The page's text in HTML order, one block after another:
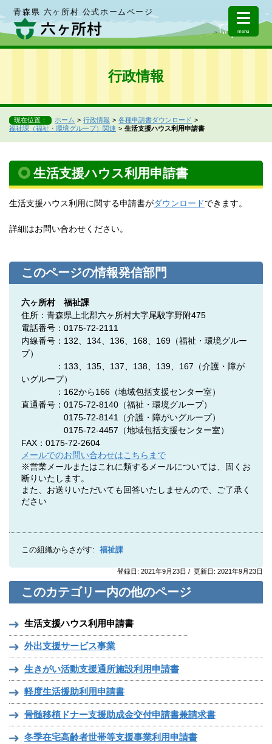
青森県 六ヶ所村 公式ホームページ
menu
行政情報
現在位置： ホーム 行政情報
各種申請書ダウンロード
福祉課（福祉・環境グループ）関連
生活支援ハウス利用申請書
生活支援ハウス利用申請書
生活支援ハウス利用に関する申請書がダウンロードできます。
詳細はお問い合わせください。
このページの情報発信部門
六ヶ所村 福祉課
住所：青森県上北郡六ヶ所村大字尾駮字野附475
電話番号：0175-72-2111
内線番号：132、134、136、168、169（福祉・環境グルー
プ）
：133、135、137、138、139、167（介護・障が
いグループ）
：162から166（地域包括支援センター室）
直通番号：0175-72-8140 （福祉・環境グループ）
0175-72-8141
（介護・障がいグループ）
0175-72-4457 （地域包括支援センター室）
FAX：0175-72-2604
メールでのお問い合わせはこちらまで
※営業メールまたはこれに類するメールについては、固くお
断りいたします。
また、お送りいただいても回答いたしませんので、ご了承く
ださい
この組織からさがす: 福祉課
登録日: 2021年9月23日 / 更新日: 2021年9月23日
このカテゴリー内の他のページ
生活支援ハウス利用申請書
外出支援サービス事業
生きがい活動支援通所施設利用申請書
軽度生活援助利用申請書
骨髄移植ドナー支援助成金交付申請書兼請求書
冬季在宅高齢者世帯等支援事業利用申請書